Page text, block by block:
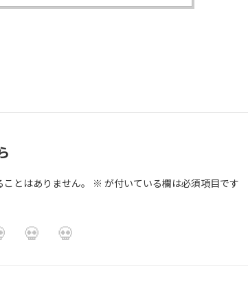
とはありません。 ※ が付いている欄は必須項目です